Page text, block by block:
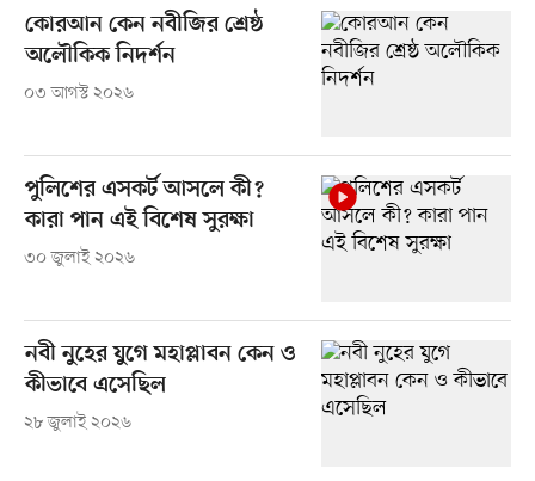
কোরআন কেন নবীজির শ্রেষ্ঠ
অলৌকিক নিদর্শন
০৩ আগস্ট ২০২৬
পুলিশের এসকর্ট আসলে কী?
কারা পান এই বিশেষ সুরক্ষা
৩০ জুলাই ২০২৬
নবী নুহের যুগে মহাপ্লাবন কেন ও
কীভাবে এসেছিল
২৮ জুলাই ২০২৬